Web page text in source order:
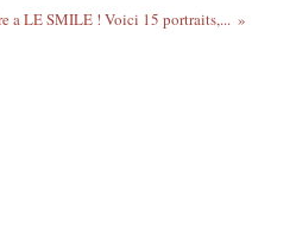
a LE SMILE ! Voici 15 portraits,...